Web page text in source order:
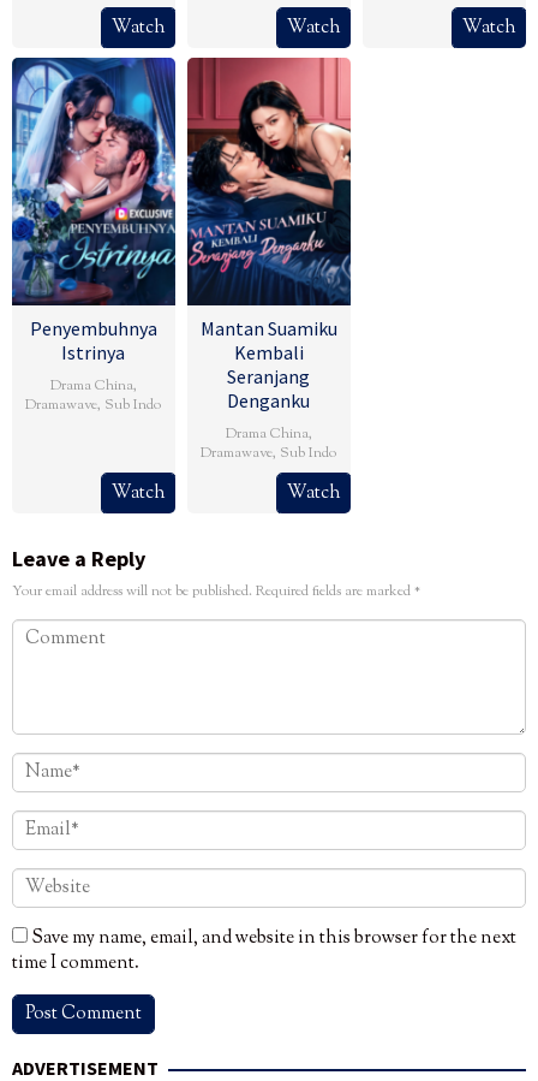
Watch Watch Watch
Penyembuhnya
Istrinya
Drama China,
Dramawave, Sub Indo
Watch
Mantan Suamiku
Kembali
Seranjang
Denganku
Drama China,
Dramawave, Sub Indo
Watch
Leave a Reply
Your email address will not be published. Required fields are marked*
Save my name, email, and website in this browser for the next
time I comment.
ADVERTISEMENT